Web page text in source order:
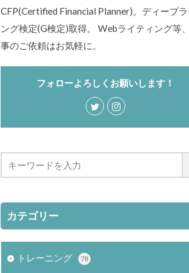
CFP(Certified Financial Planner)。ディープラ
ング検定(G検定)取得。 Webライティング等
事のご依頼はお気軽に。
フォローよろしくお願いします！
カテゴリー
トレーニング 78